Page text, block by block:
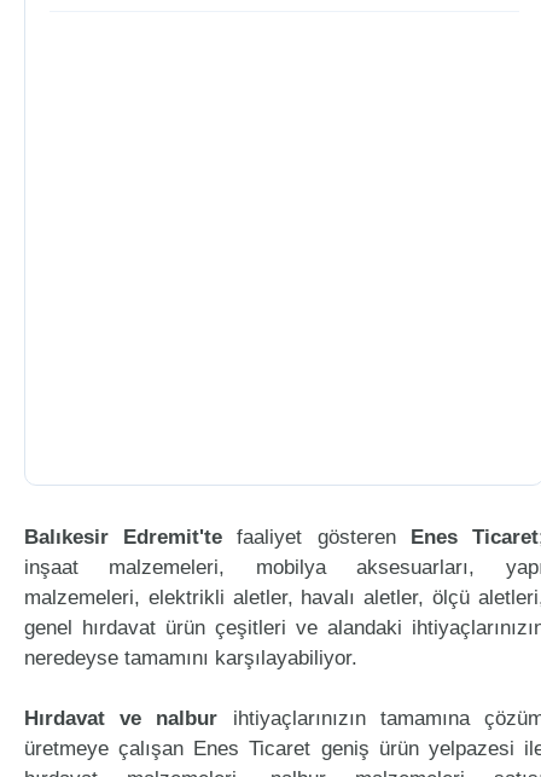
Balıkesir Edremit'te faaliyet gösteren Enes Ticaret
inşaat malzemeleri, mobilya aksesuarları,
malzemeleri, elektrikli aletler, havalı aletler, ölçü
genel hırdavat ürün çeşitleri ve alandaki
neredeyse tamamını karşılayabiliyor.
Hırdavat ve nalbur ihtiyaçlarınızın tamamına
üretmeye çalışan Enes Ticaret geniş ürün yelpazesi